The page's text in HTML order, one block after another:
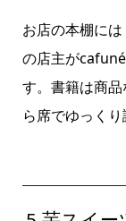
お店の本棚には
の店主が
す。書籍は商
ら席でゆっくり